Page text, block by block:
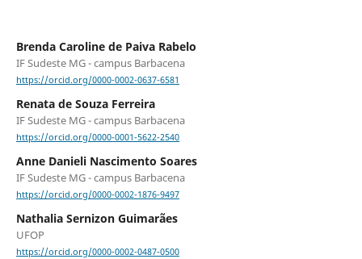
Brenda Caroline de Paiva Rabelo
IF Sudeste MG - campus Barbacena
https://orcid.org/0000-0002-0637-6581
Renata de Souza Ferreira
IF Sudeste MG - campus Barbacena
https://orcid.org/0000-0001-5622-2540
Anne Danieli Nascimento Soares
IF Sudeste MG - campus Barbacena
https://orcid.org/0000-0002-1876-9497
Nathalia Sernizon Guimarães
UFOP
https://orcid.org/0000-0002-0487-0500